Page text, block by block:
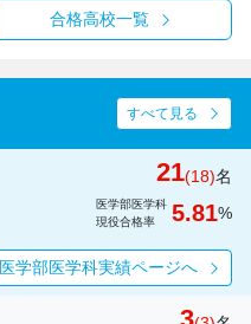
合格高校一覧
すべて見る
21(18)名
医学部医学科
現役合格率
5.81%
医学部医学科実績ページへ